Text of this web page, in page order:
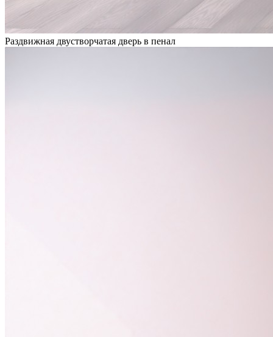
Раздвижная двустворчатая дверь в пенал